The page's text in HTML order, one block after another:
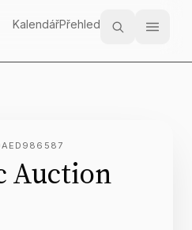
KalendářPřehled
Auction